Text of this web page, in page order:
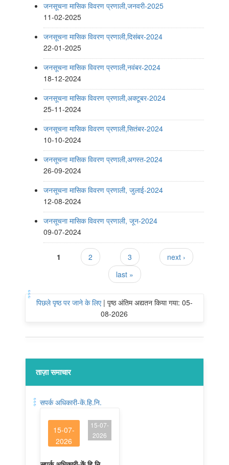
जनसूचना मासिक विवरण प्रणाली,जनवरी-2025
11-02-2025
जनसूचना मासिक विवरण प्रणाली,दिसंबर-2024
22-01-2025
जनसूचना मासिक विवरण प्रणाली,नवंबर-2024
18-12-2024
जनसूचना मासिक विवरण प्रणाली,अक्टूबर-2024
25-11-2024
जनसूचना मासिक विवरण प्रणाली,सितंबर-2024
10-10-2024
जनसूचना मासिक विवरण प्रणाली,अगस्त-2024
26-09-2024
जनसूचना मासिक विवरण प्रणाली, जुलाई-2024
12-08-2024
जनसूचना मासिक विवरण प्रणाली, जून-2024
09-07-2024
1 2 3
next ›
last »
पिछले पृष्ठ पर जाने के लिए| पृष्ठ अंतिम अद्यतन किया गया: 05-
08-2026
ताज़ा समाचार
सपर्क अधिकारी-कें.हि.नि.
15-07-
2026
15-07-
2026